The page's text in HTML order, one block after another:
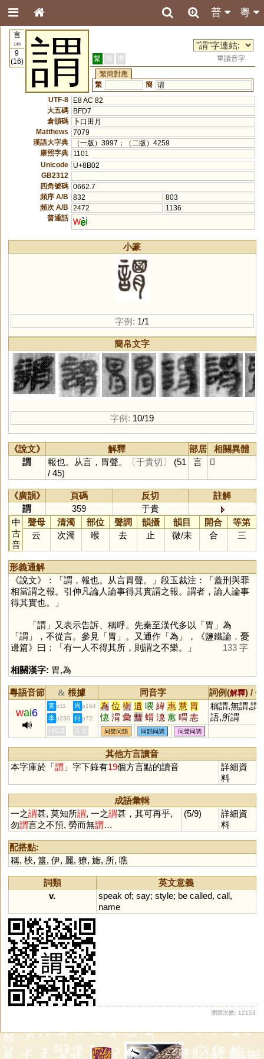
粵
普
言
149
9
(16)
謂 繁 簡 港
單讀音字
繁簡對應
繁
簡 谓
UTF-8
E8 AC 82
大五碼
BFD7
倉頡碼
卜口田月
Matthews
7079
漢語大字典
（一版）3997；（二版）4259
康熙字典
1101
Unicode
U+8B02
GB2312
四角號碼 0662.7
頻序 A/B
832
803
頻次 A/B
2472
1136
普通話 w i
小篆
字例: 1/1
簡帛文字
字例: 10/19
《說文》 解釋 部居
相關異體
謂
報也。从言，胃聲。 〔于貴切〕
(51
/ 45)
言 𧬴
《廣韻》 頁碼 反切
註解
謂
359
于貴
中
古
音
聲母 清濁 部位 聲調 韻攝 韻目 開合
等第
云
次濁 喉 去 止 微/未 合 三
形義通解
《說文》：「謂，報也。从言胃聲。」段玉裁注：「蓋刑與罪
相當謂之報。引伸凡論人論事得其實謂之報。謂者，論人論事
得其實也。」
「謂 」又表示告訴、稱呼。先秦至漢代多以「胃 」為
「謂 」，不從言。參見「胃 」。又通作「為 」，《鹽鐵論．憂
邊篇》曰：「有一人不得其所，則謂之不樂。」
133 字
相關漢字: 胃,為
粵語音節 & 根據 同音字 詞例(解釋) /
wai6
黃 p11 周 p164 為 位 衛 遺 喂 緯 惠 慧 胃
憓 渭 彙 彗 蝟 潓 蕙 喟 恚
讆 蔧 鏸 譿 躗 檅 喡 篲 蜼
鏏 譓 蟪 橞 槥 煟 媦
稱謂,無謂,謂
語,所謂
李 p230 何 p72
HKLS 人文 同聲同韻 同韻同調 同聲同調
其他方言讀音
本字庫於「謂 」字下錄有19個方言點的讀音
詳細資
料
成語彙輯
一之謂甚, 莫知所謂, 一之謂甚，其可再乎,
勿謂言之不預, 勞而無謂…
(5/9)
詳細資
料
配搭點:
稱, 梜, 簋, 伊, 麗, 獠, 旆, 所, 噍
詞類
英文意義
v.
speak of; say; style; be called, call,
name
瀏覽次數: 12153